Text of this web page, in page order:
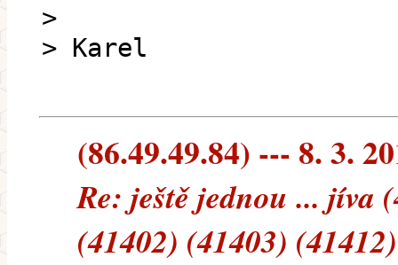
>
> Karel
(86.49.49.84) --- 8. 3.
Re: ještě jednou ... jíva
(41402) (41403)